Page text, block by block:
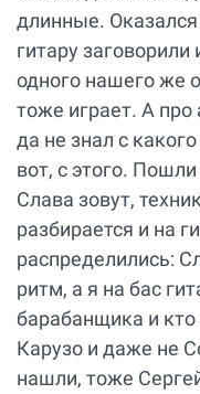
длинные.
гитару
одного нашего же
тоже играет. А
да не знал с
вот, с этого.
Слава зовут,
разбирается и на
распределились:
ритм, а я на бас
барабанщика и
Карузо и даже не
нашли, тоже